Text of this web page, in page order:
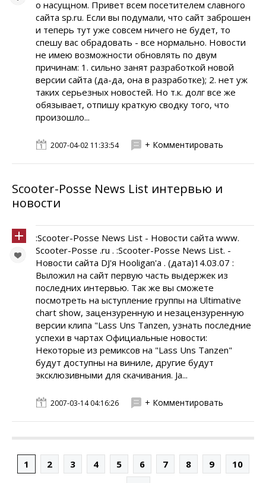
о насущном. Привет всем посетителем славного
сайта sp.ru. Если вы подумали, что сайт заброшен
и теперь тут уже совсем ничего не будет, то
спешу вас обрадовать - все нормально. Новости
не имею возможности обновлять по двум
причинам: 1. сильно занят разработкой новой
версии сайта (да-да, она в разработке); 2. нет уж
таких серьезных новостей. Но т.к. долг все же
обязывает, отпишу краткую сводку того, что
произошло...
2007-04-02 11:33:54 + Комментировать
Scooter-Posse News List интервью и
новости
:Scooter-Posse News List - Новости сайта www.
Scooter-Posse .ru . :Scooter-Posse News List. -
Новости сайта DJ'я Hooligan'а . (дата)14.03.07 :
Выложил на сайт первую часть выдержек из
последних интервью. Так же вы сможете
посмотреть на ыступление группы на Ultimative
chart show, зацензуренную и незацензуренную
версии клипа "Lass Uns Tanzen, узнать последние
успехи в чартах Официальные новости:
Некоторые из ремиксов на "Lass Uns Tanzen"
будут доступны на виниле, другие будут
эксклюзивными для скачивания. Ja...
2007-03-14 04:16:26 + Комментировать
1 2 3 4 5 6 7 8 9
10